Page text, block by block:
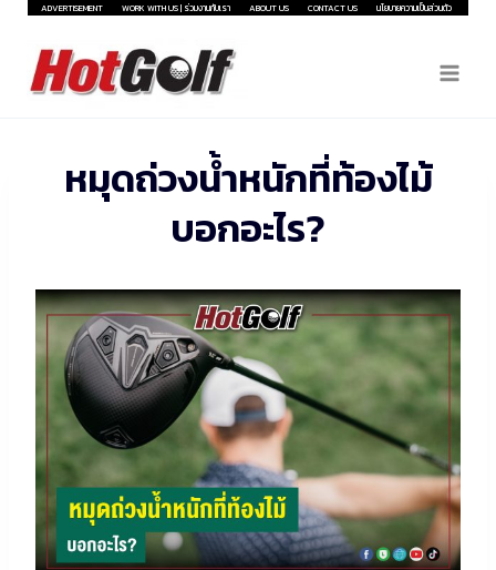
Skip
content
ADVERTISEMENT WORK WITH US | ร่วมงานกับเรา ABOUT US CONTACT US นโยบายความเป็นส่วนตัว
หมุดถ่วงน้ำหนักที่ท้องไม้
บอกอะไร?